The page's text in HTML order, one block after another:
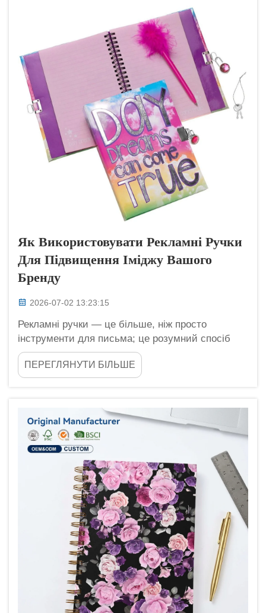
Як Використовувати Рекламні Ручки
Для Підвищення Іміджу Вашого
Бренду
2026-07-02 13:23:15
Рекламні ручки — це більше, ніж просто
інструменти для письма; це розумний спосіб
для компаній, таких як Longgang Haha,
продемонструвати свою ідентичність. Коли ви
подаровуєте ручку з логотипом, люди одразу її
спосіб зробити ваш бренд помітним для великої
кількості людей. Кожна...
ПЕРЕГЛЯНУТИ БІЛЬШЕ